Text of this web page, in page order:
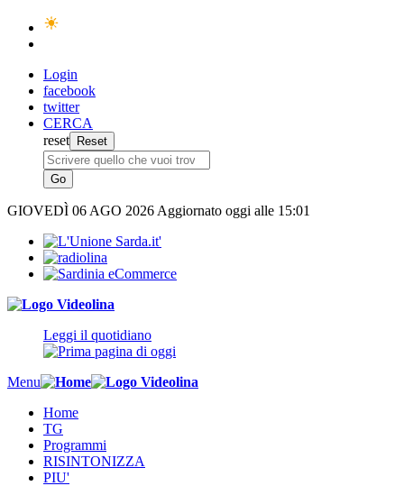
Login
facebook
twitter
CERCA
reset
GIOVEDÌ 06 AGO 2026 Aggiornato oggi alle 15:01
Leggi il quotidiano
Menu
Home
TG
Programmi
RISINTONIZZA
PIU'